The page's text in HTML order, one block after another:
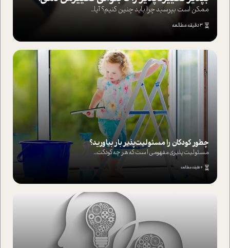
ممکن است بپرسيد چرا بايد چنين کنيم؟ آيا...
3 دقیقه مطالعه
چطور کودکان را مسئولیت‌پذیر بار بیاورید؟
مسئولیت پذیری مفهومی ا ست که هر چه کودکت...
4 دقیقه مطالعه